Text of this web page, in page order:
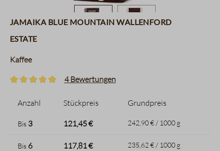
Jamaika Blue Mountain Wallenford
Estate
Kaffee
4 Bewertungen
Anzahl Stückpreis Grundpreis
Bis 3 121,45 € 242,90 € / 1000 g
Bis 6 117,81 € 235,62 € / 1000 g